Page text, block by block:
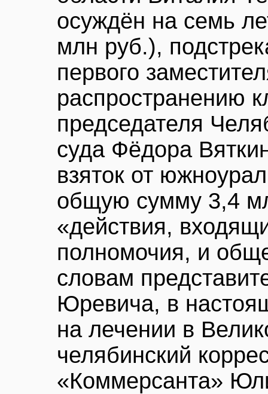
осуждён на семь
млн руб.),
первого
распространению
председателя
суда Фёдора
взяток от
общую сумму 3,4
«действия,
полномочия, и
словам
Юревича, в
на лечении в
челябинский
«Коммерсанта»